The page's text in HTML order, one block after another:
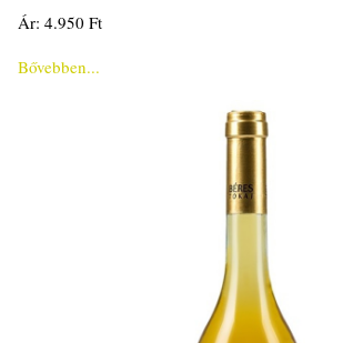
Ár: 4.950 Ft
Bővebben...